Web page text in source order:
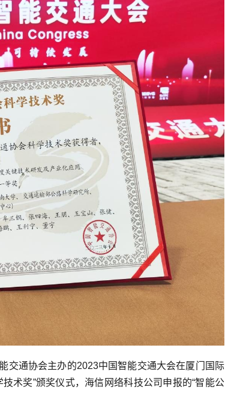
交通协会主办的2023中国智能交通大会在厦门国际
术奖”颁奖仪式，海信网络科技公司申报的“智能公